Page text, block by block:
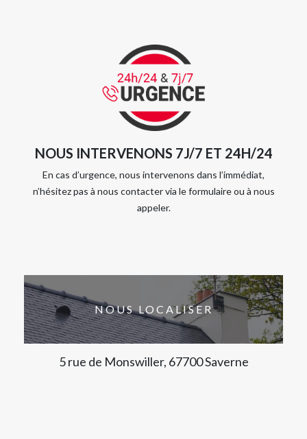
NOUS INTERVENONS 7J/7 ET 24H/24
En cas d’urgence, nous intervenons dans l’immédiat,
n’hésitez pas à nous contacter via le formulaire ou à nous
appeler.
NOUS LOCALISER
5 rue de Monswiller, 67700 Saverne